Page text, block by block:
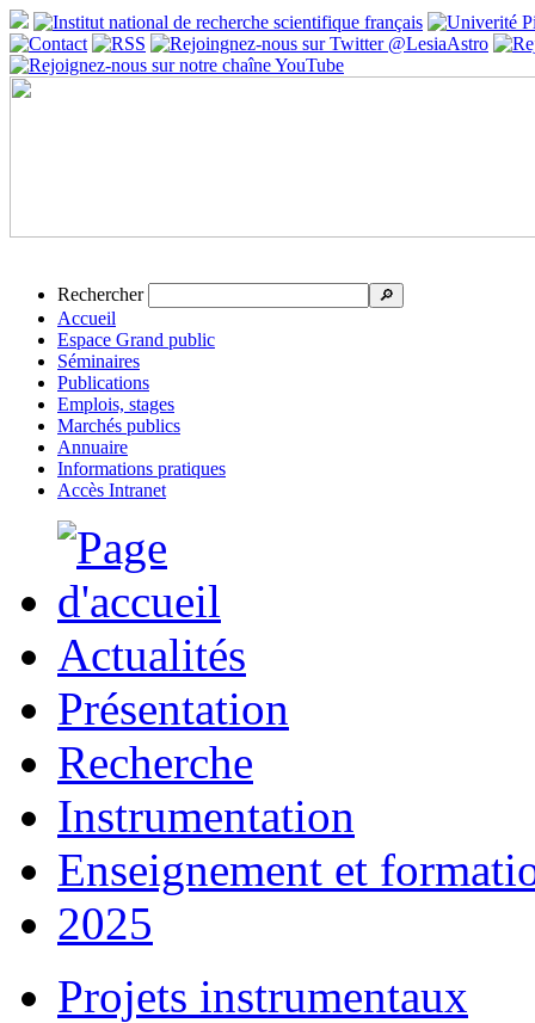
Rechercher 🔎
Accueil
Espace Grand public
Séminaires
Publications
Emplois, stages
Marchés publics
Annuaire
Informations pratiques
Accès Intranet
Actualités
Présentation
Recherche
Instrumentation
Enseignement et
2025
Projets instrumentaux